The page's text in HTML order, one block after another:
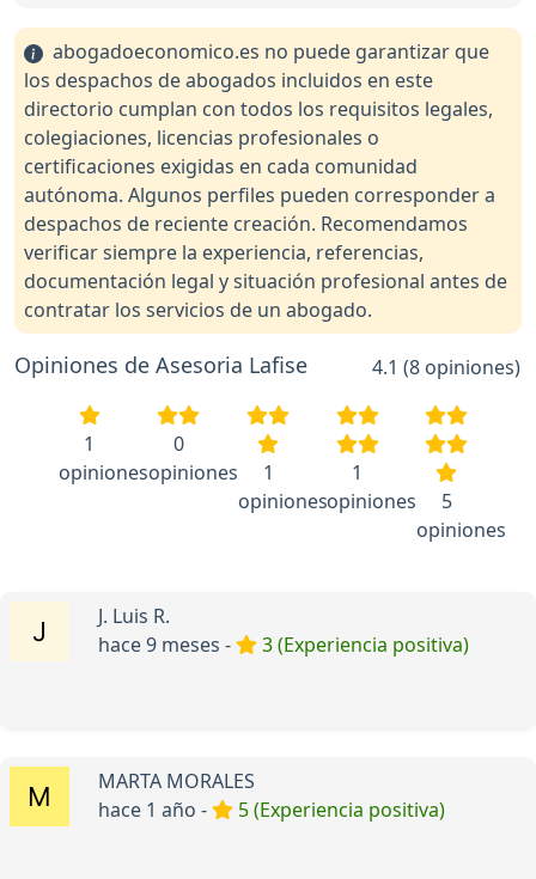
abogadoeconomico.es no puede garantizar que
los despachos de abogados incluidos en este
directorio cumplan con todos los requisitos legales,
colegiaciones, licencias profesionales o
certificaciones exigidas en cada comunidad
autónoma. Algunos perfiles pueden corresponder a
despachos de reciente creación. Recomendamos
verificar siempre la experiencia, referencias,
documentación legal y situación profesional antes de
contratar los servicios de un abogado.
Opiniones de Asesoria Lafise 4.1 (8 opiniones)
1
opiniones
0
opiniones
1
opiniones
1
opiniones
5
opiniones
J. Luis R.
hace 9 meses -
3 (Experiencia positiva)
MARTA MORALES
hace 1 año -
5 (Experiencia positiva)